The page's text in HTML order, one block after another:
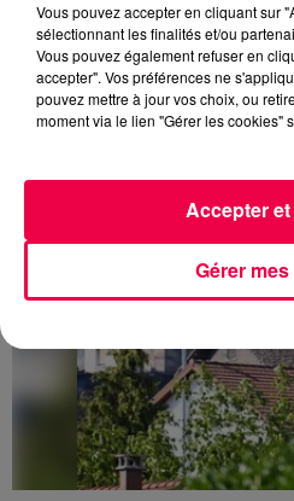
3 août 2026
PRÉVIFEUX : "il faut
dans les Vosges
Vous pouvez accepter en cliquant sur
sélectionnant les finalités et/ou
Vous pouvez également refuser en
accepter". Vos préférences ne
pouvez mettre à jour vos choix, ou
moment via le lien "Gérer les cookies"
Gérer
Accepter